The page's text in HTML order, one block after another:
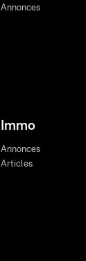
Annonces
Immo
Annonces
Articles